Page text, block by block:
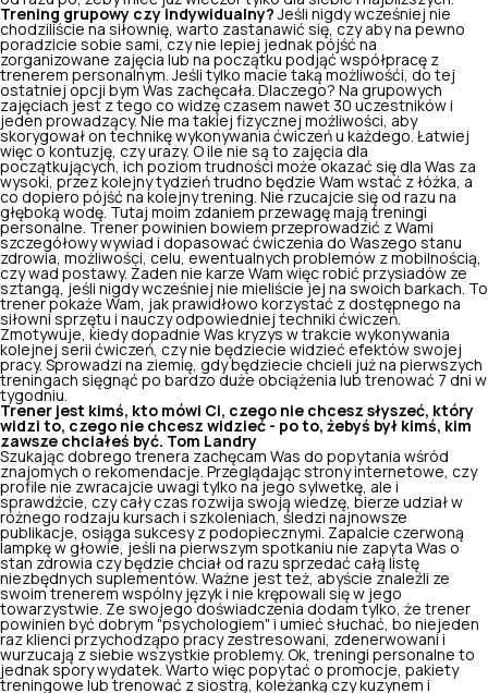
Trening grupowy czy indywidualny? Jeśli nigdy wcześniej nie
chodziliście na siłownię, warto zastanawić się, czy aby na pewno
poradzicie sobie sami, czy nie lepiej jednak pójść na
zorganizowane zajęcia lub na początku podjąć współpracę z
trenerem personalnym. Jeśli tylko macie taką możliwośći, do tej
ostatniej opcji bym Was zachęcała. Dlaczego? Na grupowych
zajęciach jest z tego co widzę czasem nawet 30 uczestników i
jeden prowadzący. Nie ma takiej fizycznej możliwości, aby
skorygował on technikę wykonywania ćwiczeń u każdego. Łatwiej
więc o kontuzję, czy urazy. O ile nie są to zajęcia dla
początkujących, ich poziom trudności może okazać się dla Was za
wysoki, przez kolejny tydzień trudno będzie Wam wstać z łóżka, a
co dopiero pójść na kolejny trening. Nie rzucajcie się od razu na
głęboką wodę. Tutaj moim zdaniem przewagę mają treningi
personalne. Trener powinien bowiem przeprowadzić z Wami
szczegółowy wywiad i dopasować ćwiczenia do Waszego stanu
zdrowia, możliwości, celu, ewentualnych problemów z mobilnością,
czy wad postawy. Żaden nie karze Wam więc robić przysiadów ze
sztangą, jeśli nigdy wcześniej nie mieliście jej na swoich barkach. To
trener pokaże Wam, jak prawidłowo korzystać z dostępnego na
siłowni sprzętu i nauczy odpowiedniej techniki ćwiczeń.
Zmotywuje, kiedy dopadnie Was kryzys w trakcie wykonywania
kolejnej serii ćwiczeń, czy nie będziecie widzieć efektów swojej
pracy. Sprowadzi na ziemię, gdy będziecie chcieli już na pierwszych
treningach sięgnąć po bardzo duże obciążenia lub trenować 7 dni w
tygodniu.
Trener jest kimś, kto mówi Ci, czego nie chcesz słyszeć, który
widzi to, czego nie chcesz widzieć - po to, żebyś był kimś, kim
zawsze chciałeś być. Tom Landry
Szukając dobrego trenera zachęcam Was do popytania wśród
znajomych o rekomendacje. Przeglądając strony internetowe, czy
profile nie zwracajcie uwagi tylko na jego sylwetkę, ale i
sprawdźcie, czy cały czas rozwija swoją wiedzę, bierze udział w
różnego rodzaju kursach i szkoleniach, śledzi najnowsze
publikacje, osiąga sukcesy z podopiecznymi. Zapalcie czerwoną
lampkę w głowie, jeśli na pierwszym spotkaniu nie zapyta Was o
stan zdrowia czy będzie chciał od razu sprzedać całą listę
niezbędnych suplementów. Ważne jest też, abyście znaleźli ze
swoim trenerem wspólny język i nie krępowali się w jego
towarzystwie. Ze swojego doświadczenia dodam tylko, że trener
powinien być dobrym "psychologiem" i umieć słuchać, bo niejeden
raz klienci przychodząpo pracy zestresowani, zdenerwowani i
wurzucają z siebie wszystkie problemy. Ok, treningi personalne to
jednak spory wydatek. Warto więc popytać o promocje, pakiety
treningowe lub trenować z siostrą, koleżanką czy kuzynem i